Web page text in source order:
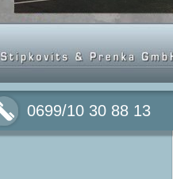
0699/10 30 88 13